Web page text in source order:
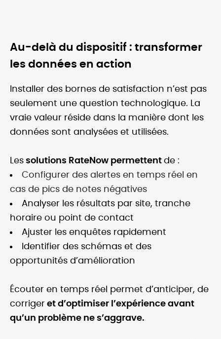
Au-delà du dispositif : transformer
les données en action
Installer des bornes de satisfaction n’est pas
seulement une question technologique. La
vraie valeur réside dans la manière dont les
données sont analysées et utilisées.
Les solutions RateNow permettent de :
Configurer des alertes en temps réel en
cas de pics de notes négatives
Analyser les résultats par site, tranche
horaire ou point de contact
Ajuster les enquêtes rapidement
Identifier des schémas et des
opportunités d’amélioration
Écouter en temps réel permet d’anticiper, de
corriger et d’optimiser l’expérience avant
qu’un problème ne s’aggrave.